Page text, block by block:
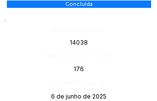
Concluída
14038
176
6 de junho de 2025